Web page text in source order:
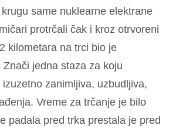
same nuklearne elektrane
protrčali čak i kroz otrvoreni
kilometara na trci bio je
jedna staza za koju
zanimljiva, uzbudljiva,
Vreme za trčanje je bilo
padala pred trka prestala je pred